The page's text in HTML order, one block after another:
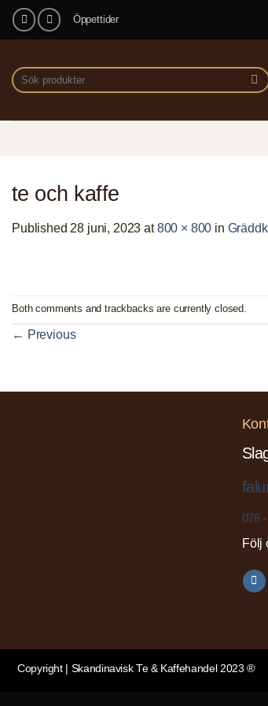
Skip
Öppettider
Sök
efter:
te och kaffe
Published 28 juni, 2023 at800 × 800 in
Both comments and trackbacks are currently closed.
← Previous
076
Följ
Copyright | Skandinavisk Te & Kaffehandel 2023 ®